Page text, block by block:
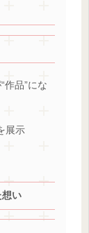
品”にな
展示
想い